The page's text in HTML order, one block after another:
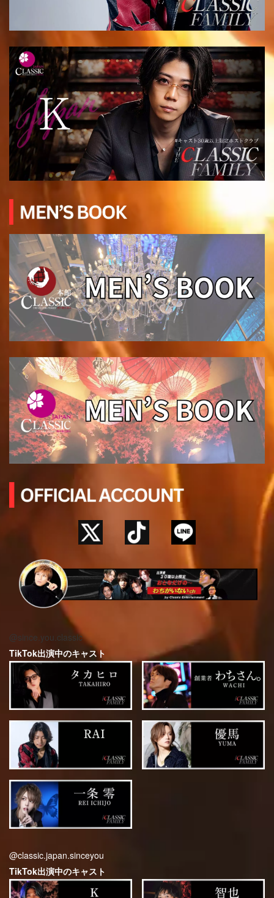
@since.you.classic
TikTok出演中のキャスト
@classic.japan.sinceyou
TikTok出演中のキャスト